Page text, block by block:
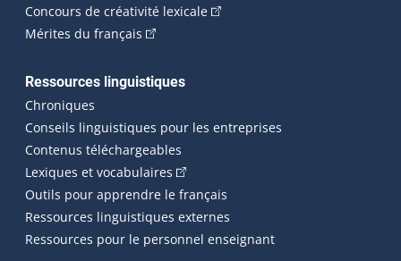
Concours de créativité lexicale(Cet hyperlien externe
Mérites du français (Cet hyperlien externe s'ouvrira dans une
Ressources linguistiques
Chroniques
Conseils linguistiques pour les entreprises
Contenus téléchargeables
Lexiques et vocabulaires (Cet hyperlien externe s'ouvrira
Outils pour apprendre le français
Ressources linguistiques externes
Ressources pour le personnel enseignant